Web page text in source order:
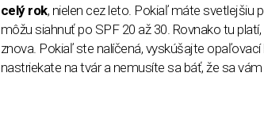
celý rok, nielen cez leto. Pokiaľ máte svetlejšiu
môžu siahnuť po SPF 20 až 30. Rovnako tu
znova. Pokiaľ ste nalíčená, vyskúšajte
nastriekate na tvár a nemusíte sa báť, že sa